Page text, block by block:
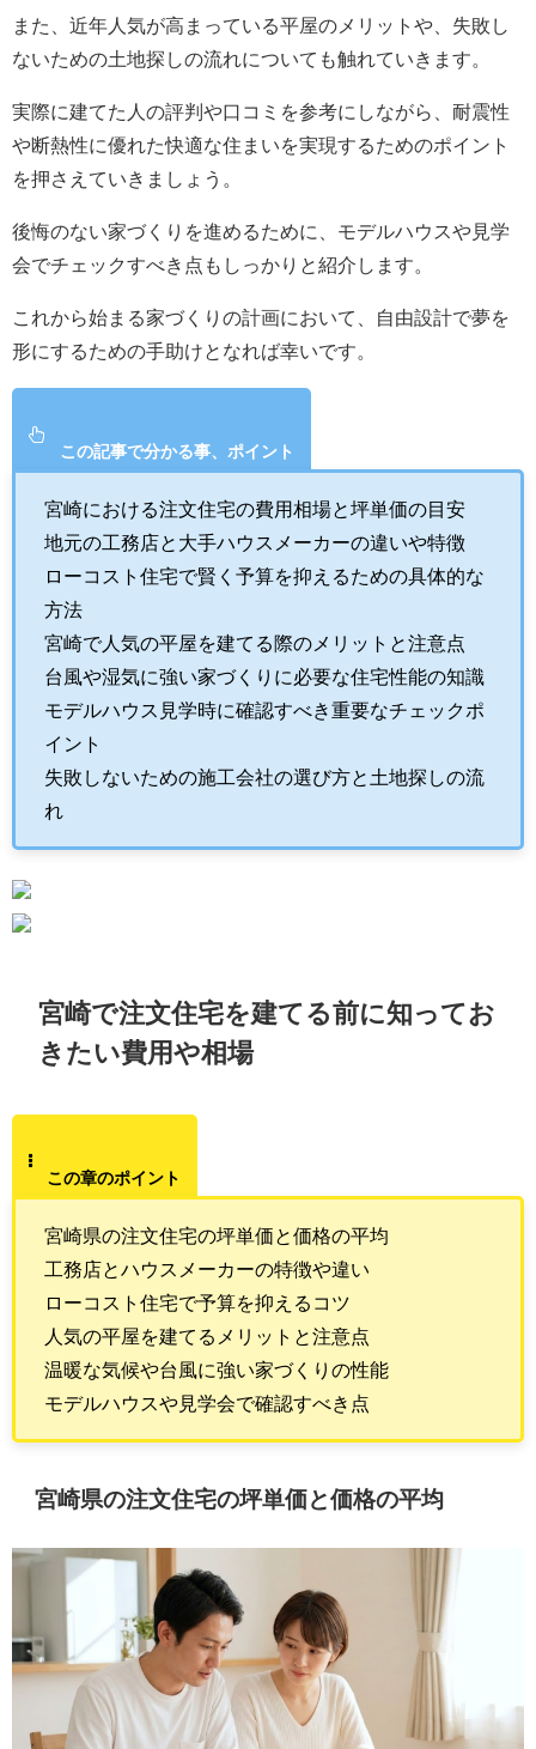
また、近年人気が高まっている平屋のメリットや、失敗し
ないための土地探しの流れについても触れていきます。
実際に建てた人の評判や口コミを参考にしながら、耐震性
や断熱性に優れた快適な住まいを実現するためのポイント
を押さえていきましょう。
後悔のない家づくりを進めるために、モデルハウスや見学
会でチェックすべき点もしっかりと紹介します。
これから始まる家づくりの計画において、自由設計で夢を
形にするための手助けとなれば幸いです。
この記事で分かる事、ポイント
宮崎における注文住宅の費用相場と坪単価の目安
地元の工務店と大手ハウスメーカーの違いや特徴
ローコスト住宅で賢く予算を抑えるための具体的な
方法
宮崎で人気の平屋を建てる際のメリットと注意点
台風や湿気に強い家づくりに必要な住宅性能の知識
モデルハウス見学時に確認すべき重要なチェックポ
イント
失敗しないための施工会社の選び方と土地探しの流
れ
宮崎で注文住宅を建てる前に知ってお
きたい費用や相場
この章のポイント
宮崎県の注文住宅の坪単価と価格の平均
工務店とハウスメーカーの特徴や違い
ローコスト住宅で予算を抑えるコツ
人気の平屋を建てるメリットと注意点
温暖な気候や台風に強い家づくりの性能
モデルハウスや見学会で確認すべき点
宮崎県の注文住宅の坪単価と価格の平均